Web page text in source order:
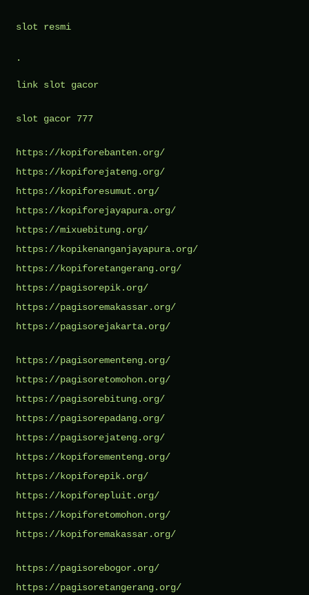
slot resmi
.
link slot gacor
slot gacor 777
https://kopiforebanten.org/
https://kopiforejateng.org/
https://kopiforesumut.org/
https://kopiforejayapura.org/
https://mixuebitung.org/
https://kopikenanganjayapura.org/
https://kopiforetangerang.org/
https://pagisorepik.org/
https://pagisoremakassar.org/
https://pagisorejakarta.org/
https://pagisorementeng.org/
https://pagisoretomohon.org/
https://pagisorebitung.org/
https://pagisorepadang.org/
https://pagisorejateng.org/
https://kopiforementeng.org/
https://kopiforepik.org/
https://kopiforepluit.org/
https://kopiforetomohon.org/
https://kopiforemakassar.org/
https://pagisorebogor.org/
https://pagisoretangerang.org/